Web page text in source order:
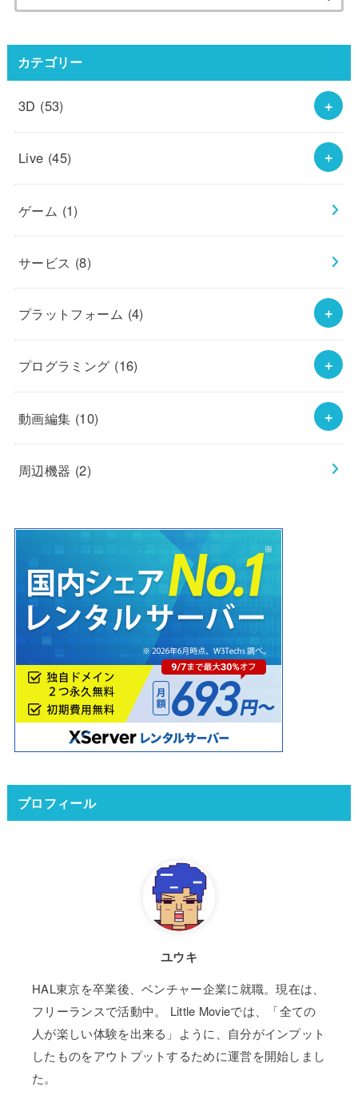
索:
カテゴリー
3D (53)
Live (45)
ゲーム (1)
サービス (8)
プラットフォーム (4)
プログラミング (16)
動画編集 (10)
周辺機器 (2)
プロフィール
ユウキ
HAL東京を卒業後、ベンチャー企業に就職。現在は、
フリーランスで活動中。 Little Movieでは、「全ての
人が楽しい体験を出来る」ように、自分がインプット
したものをアウトプットするために運営を開始しまし
た。